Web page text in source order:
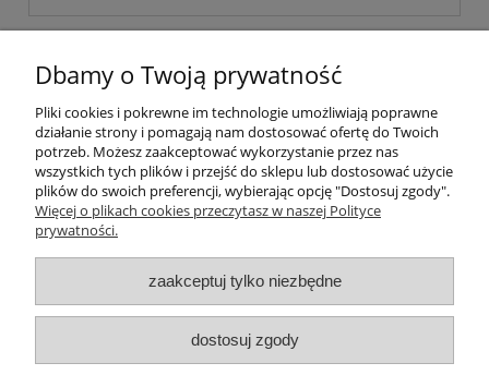
Moje konto
Informacje
SKONTAKTUJ SIĘ
Dbamy o Twoją prywatność
Pliki cookies i pokrewne im technologie umożliwiają poprawne
działanie strony i pomagają nam dostosować ofertę do Twoich
potrzeb. Możesz zaakceptować wykorzystanie przez nas
wszystkich tych plików i przejść do sklepu lub dostosować użycie
plików do swoich preferencji, wybierając opcję "Dostosuj zgody".
Więcej o plikach cookies przeczytasz w naszej Polityce
prywatności.
zaakceptuj tylko niezbędne
dostosuj zgody